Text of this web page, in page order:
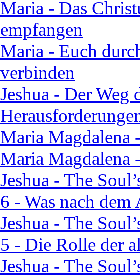
Maria - Das
empfangen
Maria - Euch
verbinden
Jeshua - Der Weg
Maria Magdalena
Maria Magdalena
Jeshua - The
6 - Was nach
Jeshua - The
5 - Die Rolle der
Jeshua - The